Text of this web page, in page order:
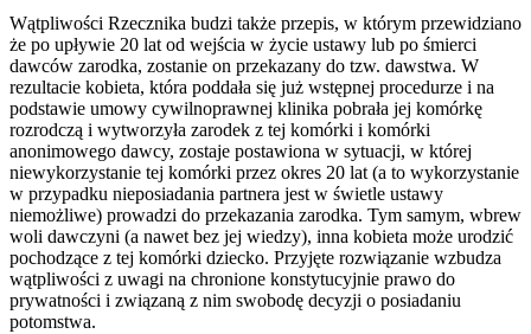
Wątpliwości Rzecznika budzi także przepis, w którym przewidziano
że po upływie 20 lat od wejścia w życie ustawy lub po śmierci
dawców zarodka, zostanie on przekazany do tzw. dawstwa. W
rezultacie kobieta, która poddała się już wstępnej procedurze i na
podstawie umowy cywilnoprawnej klinika pobrała jej komórkę
rozrodczą i wytworzyła zarodek z tej komórki i komórki
anonimowego dawcy, zostaje postawiona w sytuacji, w której
niewykorzystanie tej komórki przez okres 20 lat (a to wykorzystanie
w przypadku nieposiadania partnera jest w świetle ustawy
niemożliwe) prowadzi do przekazania zarodka. Tym samym, wbrew
woli dawczyni (a nawet bez jej wiedzy), inna kobieta może urodzić
pochodzące z tej komórki dziecko. Przyjęte rozwiązanie wzbudza
wątpliwości z uwagi na chronione konstytucyjnie prawo do
prywatności i związaną z nim swobodę decyzji o posiadaniu
potomstwa.